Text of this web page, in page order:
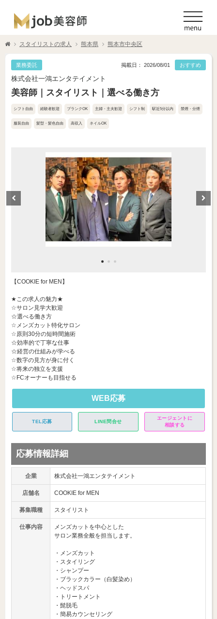
スタイリストの求人 熊本県 熊本市中央区
業務委託 おすすめ
掲載日： 2026/08/01
株式会社一鴻エンタテイメント
美容師｜スタイリスト｜選べる働き方
シフト自由 経験者歓迎 ブランクOK 主婦・主夫歓迎 シフト制 駅近5分以内 禁煙・分煙
服装自由 髪型・髪色自由 高収入 ネイルOK
【COOKIE for MEN】
★この求人の魅力★
☆サロン見学大歓迎
☆選べる働き方
☆メンズカット特化サロン
☆原則30分の短時間施術
☆効率的で丁寧な仕事
☆経営の仕組みが学べる
☆数字の見方が身に付く
☆将来の独立を支援
☆FCオーナーも目指せる
WEB応募
TEL応募 LINE問合せ
エージェントに
相談する
応募情報詳細
企業 株式会社一鴻エンタテイメント
店舗名 COOKIE for MEN
募集職種 スタイリスト
仕事内容
メンズカットを中心とした
サロン業務全般を担当します。
・メンズカット
・スタイリング
・シャンプー
・ブラックカラー（白髪染め）
・ヘッドスパ
・トリートメント
・髭脱毛
・簡易カウンセリング